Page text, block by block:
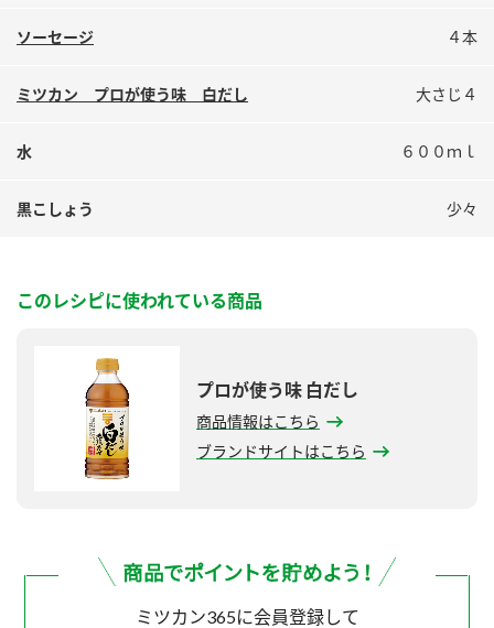
業務用サイト ミツカングループについて 製造所固有記号一覧
ソーセージ ４本
ミツカン プロが使う味 白だし 大さじ４
水 ６００ｍｌ
黒こしょう 少々
このレシピに使われている商品
プロが使う味 白だし
商品情報はこちら
ブランドサイトはこちら
ミツカン365に会員登録して